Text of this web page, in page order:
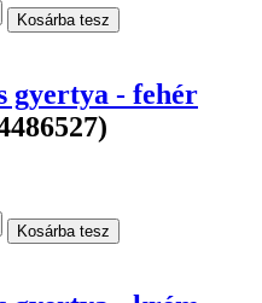
gyertya - fehér